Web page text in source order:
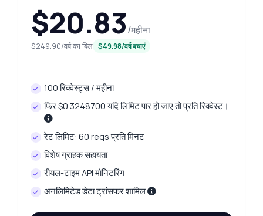
$20.83/महीना
$249.90/वर्ष का बिल $49.98/वर्ष बचाएं
100 रिक्वेस्ट्स / महीना
फिर $0.3248700 यदि लिमिट पार हो जाए तो प्रति रिक्वेस्ट।
रेट लिमिट: 60 reqs प्रति मिनट
विशेष ग्राहक सहायता
रीयल-टाइम API मॉनिटरिंग
अनलिमिटेड डेटा ट्रांसफर शामिल